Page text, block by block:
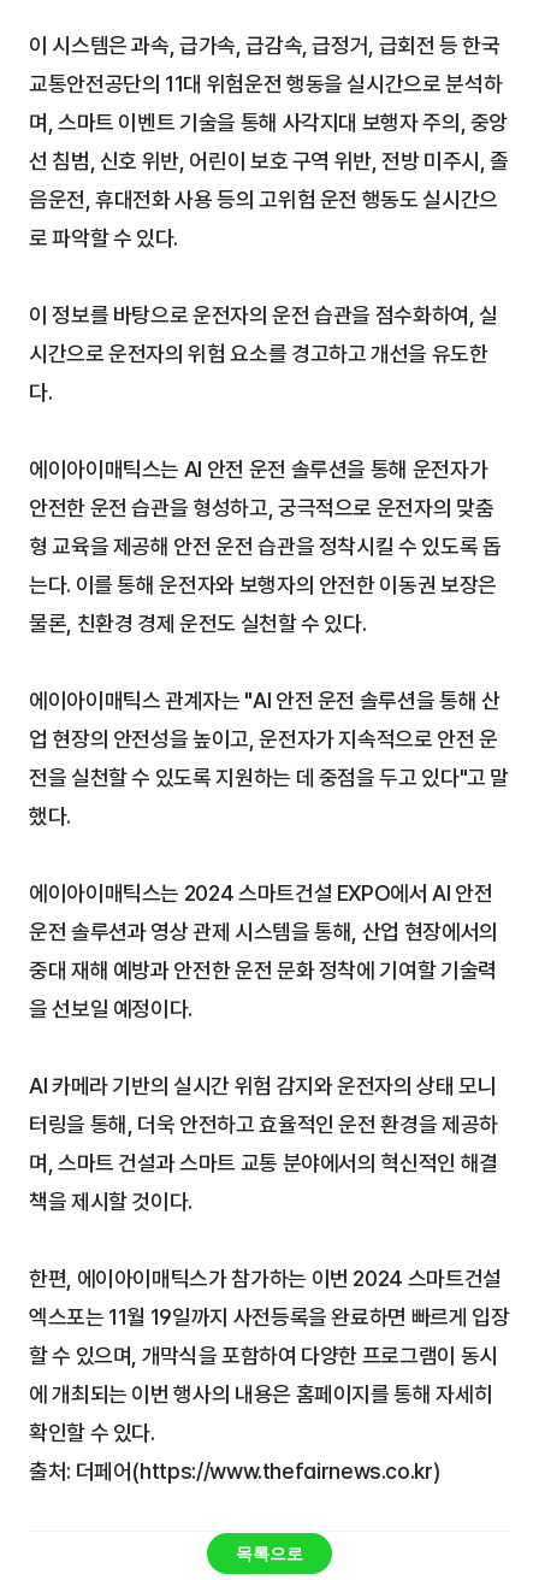
이 시스템은 과속, 급가속, 급감속, 급정거, 급회전 등 한국
교통안전공단의 11대 위험운전 행동을 실시간으로 분석하
며, 스마트 이벤트 기술을 통해 사각지대 보행자 주의, 중앙
선 침범, 신호 위반, 어린이 보호 구역 위반, 전방 미주시, 졸
음운전, 휴대전화 사용 등의 고위험 운전 행동도 실시간으
로 파악할 수 있다.
이 정보를 바탕으로 운전자의 운전 습관을 점수화하여, 실
시간으로 운전자의 위험 요소를 경고하고 개선을 유도한
다.
에이아이매틱스는 AI 안전 운전 솔루션을 통해 운전자가
안전한 운전 습관을 형성하고, 궁극적으로 운전자의 맞춤
형 교육을 제공해 안전 운전 습관을 정착시킬 수 있도록 돕
는다. 이를 통해 운전자와 보행자의 안전한 이동권 보장은
물론, 친환경 경제 운전도 실천할 수 있다.
에이아이매틱스 관계자는 "AI 안전 운전 솔루션을 통해 산
업 현장의 안전성을 높이고, 운전자가 지속적으로 안전 운
전을 실천할 수 있도록 지원하는 데 중점을 두고 있다"고 말
했다.
에이아이매틱스는 2024 스마트건설 EXPO에서 AI 안전
운전 솔루션과 영상 관제 시스템을 통해, 산업 현장에서의
중대 재해 예방과 안전한 운전 문화 정착에 기여할 기술력
을 선보일 예정이다.
AI 카메라 기반의 실시간 위험 감지와 운전자의 상태 모니
터링을 통해, 더욱 안전하고 효율적인 운전 환경을 제공하
며, 스마트 건설과 스마트 교통 분야에서의 혁신적인 해결
책을 제시할 것이다.
한편, 에이아이매틱스가 참가하는 이번 2024 스마트건설
엑스포는 11월 19일까지 사전등록을 완료하면 빠르게 입장
할 수 있으며, 개막식을 포함하여 다양한 프로그램이 동시
에 개최되는 이번 행사의 내용은 홈페이지를 통해 자세히
확인할 수 있다.
출처: 더페어(https://www.thefairnews.co.kr)
목록으로